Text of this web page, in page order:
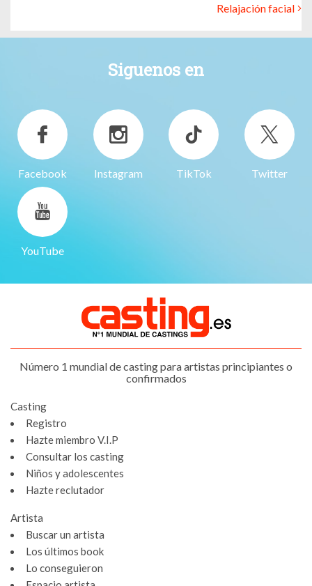
Relajación facial
Siguenos en
Facebook Instagram TikTok Twitter
YouTube
Número 1 mundial de casting para artistas principiantes o
confirmados
Casting
Registro
Hazte miembro V.I.P
Consultar los casting
Niños y adolescentes
Hazte reclutador
Artista
Buscar un artista
Los últimos book
Lo conseguieron